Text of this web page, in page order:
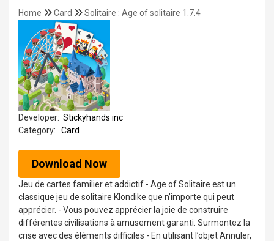
Home Card Solitaire : Age of solitaire 1.7.4
Developer: Stickyhands inc
Category:
Card
Download Now
Jeu de cartes familier et addictif - Age of Solitaire est un
classique jeu de solitaire Klondike que n’importe qui peut
apprécier. - Vous pouvez apprécier la joie de construire
différentes civilisations à amusement garanti. Surmontez la
crise avec des éléments difficiles - En utilisant l’objet Annuler,